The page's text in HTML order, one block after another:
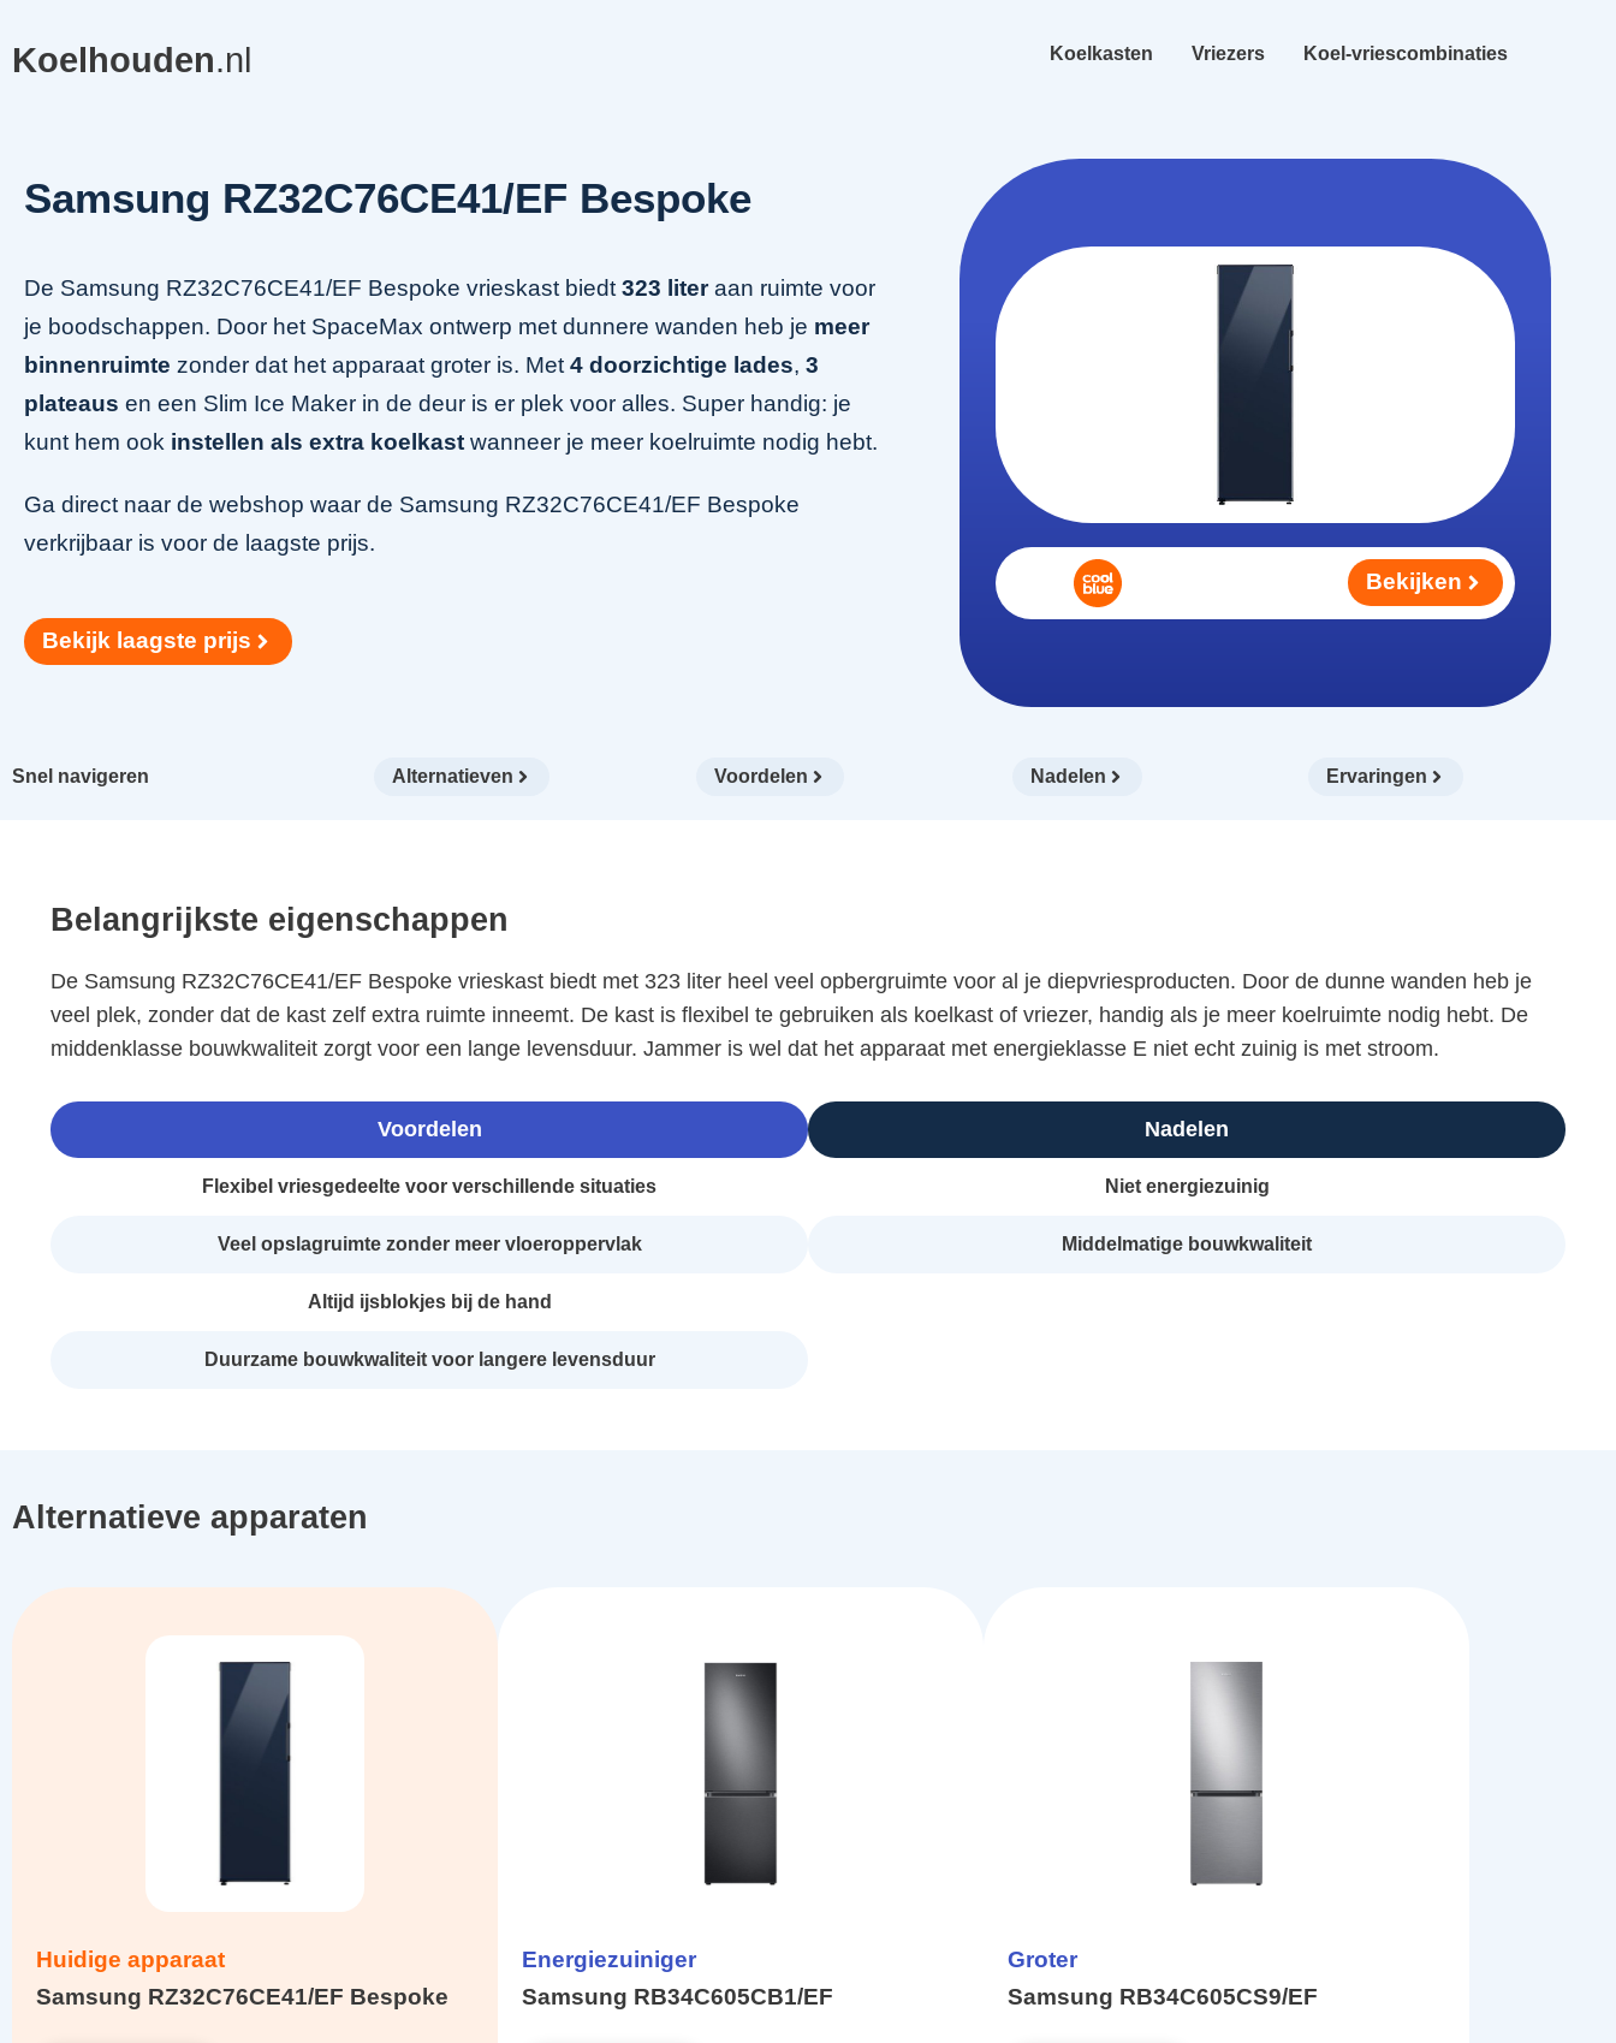
Koelhouden.nl Koelkasten Vriezers Koel-vriescombinaties
Samsung RZ32C76CE41/EF Bespoke
De Samsung RZ32C76CE41/EF Bespoke vrieskast biedt323 literaan ruimte voor
je boodschappen. Door het SpaceMax ontwerp met dunnere wanden heb je meer
binnenruimte zonder dat het apparaat groter is. Met4 doorzichtige lades, 3
plateaus en een Slim Ice Maker in de deur is er plek voor alles. Super handig: je
kunt hem ook instellen als extra koelkast wanneer je meer koelruimte nodig hebt.
Ga direct naar de webshop waar de Samsung RZ32C76CE41/EF Bespoke
verkrijbaar is voor de laagste prijs.
Bekijk laagste prijs
Bekijken
Snel navigeren Alternatieven Voordelen Nadelen Ervaringen
Belangrijkste eigenschappen
De Samsung RZ32C76CE41/EF Bespoke vrieskast biedt met 323 liter heel veel opbergruimte voor al je diepvriesproducten. Door de dunne wanden heb je
veel plek, zonder dat de kast zelf extra ruimte inneemt. De kast is flexibel te gebruiken als koelkast of vriezer, handig als je meer koelruimte nodig hebt. De
middenklasse bouwkwaliteit zorgt voor een lange levensduur. Jammer is wel dat het apparaat met energieklasse E niet echt zuinig is met stroom.
Voordelen
Flexibel vriesgedeelte voor verschillende situaties
Veel opslagruimte zonder meer vloeroppervlak
Altijd ijsblokjes bij de hand
Duurzame bouwkwaliteit voor langere levensduur
Nadelen
Niet energiezuinig
Middelmatige bouwkwaliteit
Alternatieve apparaten
Huidige apparaat
Samsung RZ32C76CE41/EF Bespoke
Energiezuiniger
Samsung RB34C605CB1/EF
Groter
Samsung RB34C605CS9/EF